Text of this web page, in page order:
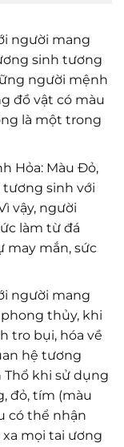
người mang
sinh tương
người mệnh
đồ vật có màu
là một trong
Hỏa: Màu Đỏ,
tương sinh với
vậy, người
làm từ đá
may mắn, sức
người mang
thủy, khi
tro bụi, hóa về
hệ tương
khi sử dụng
đỏ, tím (màu
có thể nhận
mọi tai ương